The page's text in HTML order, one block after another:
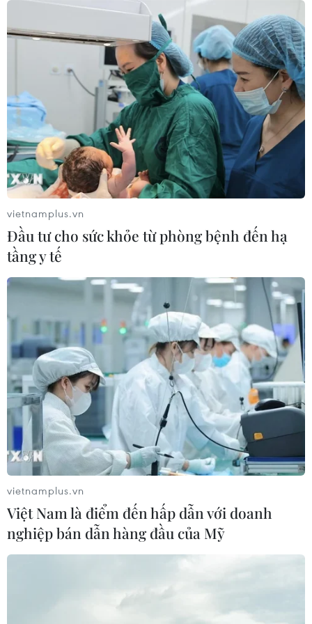
Đảng Cộng hòa đề xuất dự luật trao
thêm thẩm quyền thuế quan cho ông
07/08/2026 00:33
Cựu Giám đốc Viện Quốc gia về Dị
ứng của Mỹ bị buộc tội khinh thường
Quốc hội
07/08/2026 00:25
Mexico triển khai hàng nghìn binh sỹ
bảo vệ các vùng trồng bơ trọng điểm
07/08/2026 00:09
Mỹ: Lãi suất thế chấp tăng lên mức
cao nhất kể từ tháng Bảy năm ngoái
07/08/2026 00:05
Mỹ siết chặt quyền công dân theo nơi
sinh, mở rộng chống “du lịch sinh
con”
06/08/2026 22:59
Bộ Ngoại giao Mỹ mở rộng kiểm tra
mạng xã hội đối với đương đơn xin
vietnamplus.vn
Đầu tư cho sức khỏe từ phòng bệnh đến hạ
tầng y tế
vietnamplus.vn
Việt Nam là điểm đến hấp dẫn với doanh
nghiệp bán dẫn hàng đầu của Mỹ